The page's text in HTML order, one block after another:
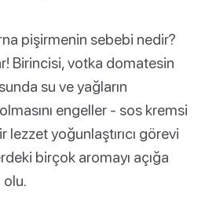
pişirmenin sebebi nedir?
Birincisi, votka domatesin
su ve yağların
engeller - sos kremsi
lezzet yoğunlaştırıcı görevi
birçok aromayı açığa
olu.